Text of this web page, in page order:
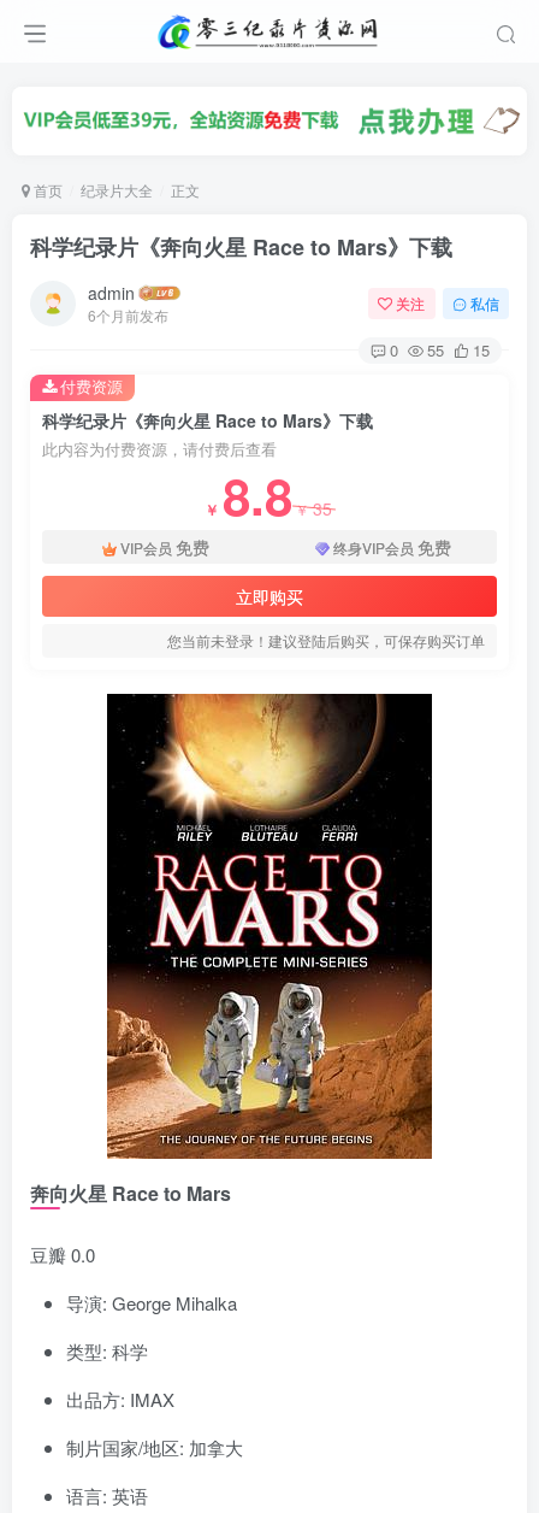
首页 纪录片大全 正文
科学纪录片《奔向火星 Race to Mars》下载
admin
6个月前发布
关注 私信
0 55 15
科学纪录片《奔向火星 Race to Mars》下载
此内容为付费资源，请付费后查看
￥ 8.8￥35
VIP会员 免费 终身VIP会员 免费
立即购买
您当前未登录！建议登陆后购买，可保存购买订单
付费资源
奔向火星 Race to Mars
豆瓣 0.0
导演: George Mihalka
类型: 科学
出品方: IMAX
制片国家/地区: 加拿大
语言: 英语